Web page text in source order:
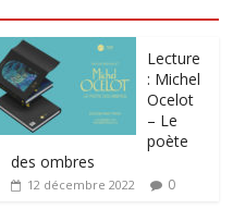
Lecture
: Michel
Ocelot
– Le
poète
des ombres
12 décembre 2022 0